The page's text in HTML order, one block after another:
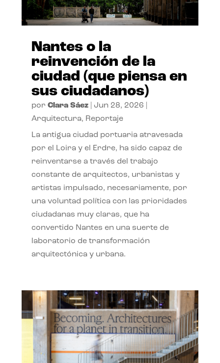
Nantes o la
reinvención de la
ciudad (que piensa en
sus ciudadanos)
por Clara Sáez| Jun 28, 2026
Arquitectura, Reportaje
La antigua ciudad portuaria atravesada
por el Loira y el Erdre, ha sido capaz de
reinventarse a través del trabajo
constante de arquitectos, urbanistas y
artistas impulsado, necesariamente, por
una voluntad política con las prioridades
ciudadanas muy claras, que ha
convertido Nantes en una suerte de
laboratorio de transformación
arquitectónica y urbana.